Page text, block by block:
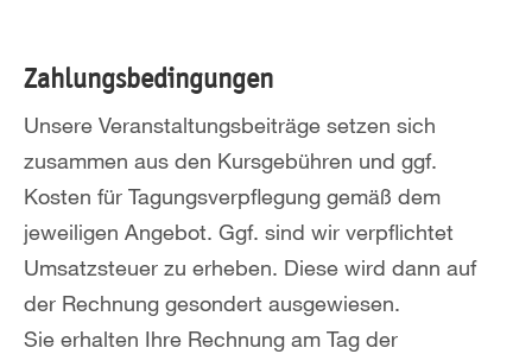
Zahlungsbedingungen
Unsere Veranstaltungsbeiträge setzen sich
zusammen aus den Kursgebühren und ggf.
Kosten für Tagungsverpflegung gemäß dem
jeweiligen Angebot. Ggf. sind wir verpflichtet
Umsatzsteuer zu erheben. Diese wird dann auf
der Rechnung gesondert ausgewiesen.
Sie erhalten Ihre Rechnung am Tag der